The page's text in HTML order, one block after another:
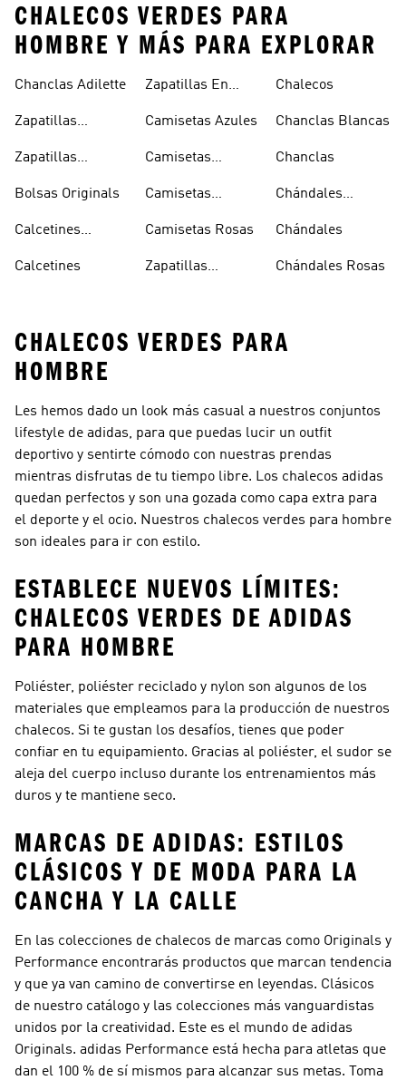
CHALECOS VERDES PARA
HOMBRE Y MÁS PARA EXPLORAR
Chanclas Adilette
Zapatillas
Zapatillas
Blancas
Bolsas Originals
Calcetines
Blancos
Calcetines
Zapatillas En
Camisetas Azules
Camisetas
Camisetas
Camisetas Rosas
Zapatillas
Chalecos
Chanclas Blancas
Chanclas
Chándales
Chándales
Chándales Rosas
CHALECOS VERDES PARA
HOMBRE
Les hemos dado un look más casual a nuestros conjuntos
lifestyle de adidas, para que puedas lucir un outfit
deportivo y sentirte cómodo con nuestras prendas
mientras disfrutas de tu tiempo libre. Los chalecos adidas
quedan perfectos y son una gozada como capa extra para
el deporte y el ocio. Nuestros chalecos verdes para hombre
son ideales para ir con estilo.
ESTABLECE NUEVOS LÍMITES:
CHALECOS VERDES DE ADIDAS
PARA HOMBRE
Poliéster, poliéster reciclado y nylon son algunos de los
materiales que empleamos para la producción de nuestros
chalecos. Si te gustan los desafíos, tienes que poder
confiar en tu equipamiento. Gracias al poliéster, el sudor se
aleja del cuerpo incluso durante los entrenamientos más
duros y te mantiene seco.
MARCAS DE ADIDAS: ESTILOS
CLÁSICOS Y DE MODA PARA LA
CANCHA Y LA CALLE
En las colecciones de chalecos de marcas como Originals y
Performance encontrarás productos que marcan tendencia
y que ya van camino de convertirse en leyendas. Clásicos
de nuestro catálogo y las colecciones más vanguardistas
unidos por la creatividad. Este es el mundo de adidas
Originals. adidas Performance está hecha para atletas que
dan el 100 % de sí mismos para alcanzar sus metas. Toma